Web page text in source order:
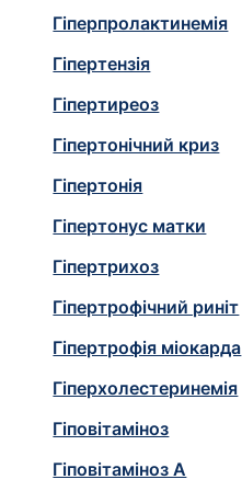
Гіперпролактинемія
Гіпертензія
Гіпертиреоз
Гіпертонічний криз
Гіпертонія
Гіпертонус матки
Гіпертрихоз
Гіпертрофічний риніт
Гіпертрофія міокарда
Гіперхолестеринемія
Гіповітаміноз
Гіповітаміноз А